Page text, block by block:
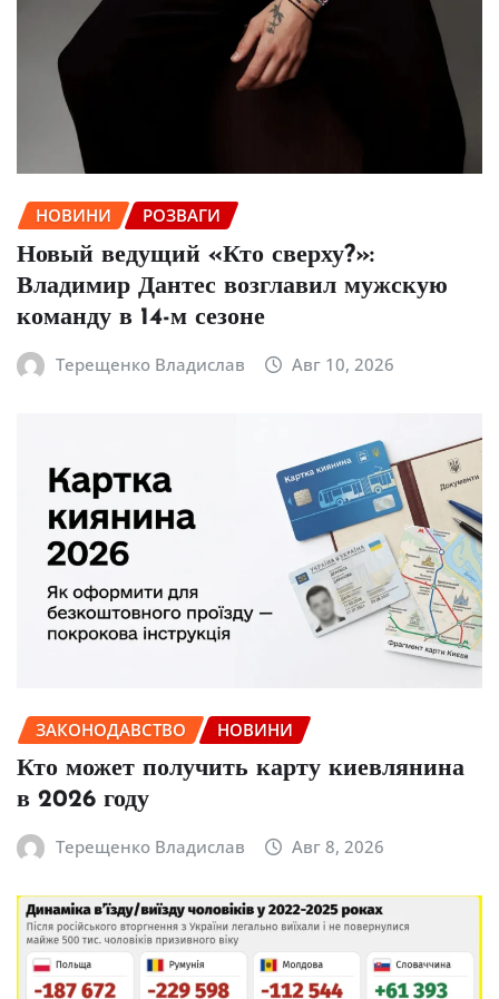
НОВИНИ РОЗВАГИ
Новый ведущий «Кто сверху?»:
Владимир Дантес возглавил мужскую
команду в 14-м сезоне
Терещенко Владислав Авг 10, 2026
ЗАКОНОДАВСТВО НОВИНИ
Кто может получить карту киевлянина
в 2026 году
Терещенко Владислав Авг 8, 2026